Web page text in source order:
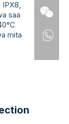
IPX8,
saa
mita